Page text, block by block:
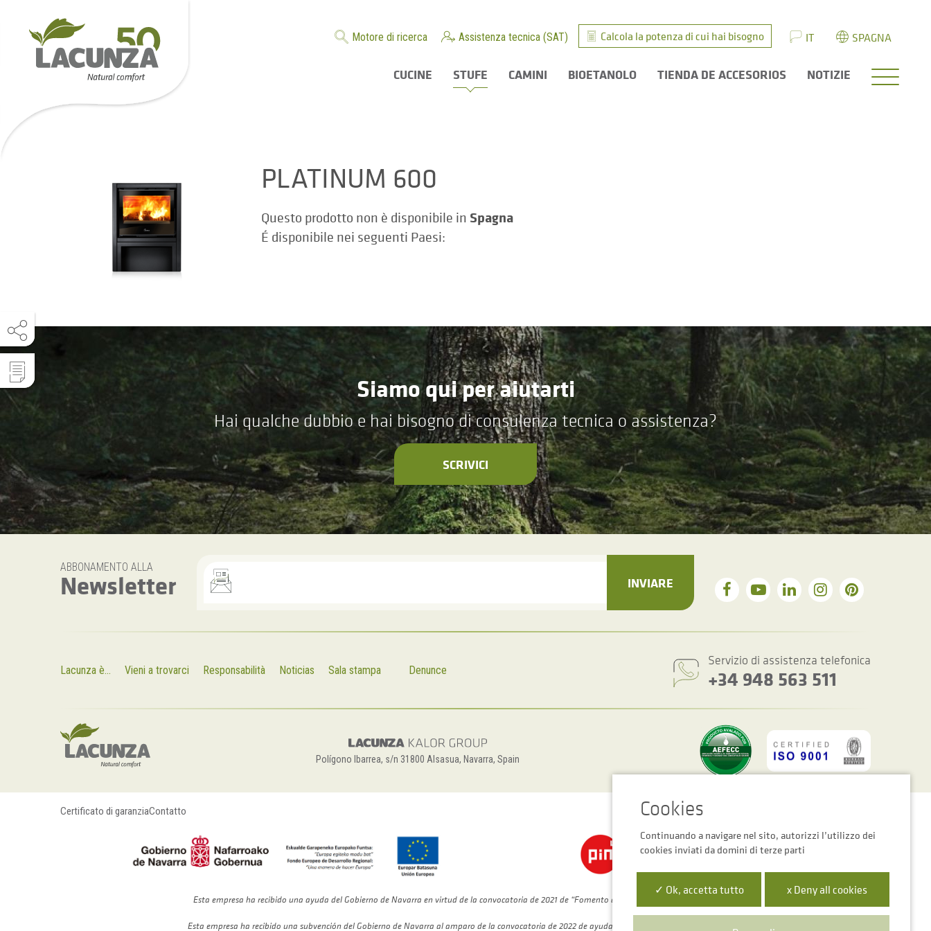
Motore di ricerca Assistenza tecnica (SAT) Calcola la potenza di cui hai bisogno IT SPAGNA
CUCINE STUFE CAMINI BIOETANOLO TIENDA DE ACCESORIOS NOTIZIE
PLATINUM 600
Questo prodotto non è disponibile in Spagna
É disponibile nei seguenti Paesi:
Siamo qui per aiutarti
Hai qualche dubbio e hai bisogno di consulenza tecnica o assistenza?
SCRIVICI
ABBONAMENTO ALLA
Newsletter INVIARE
Lacunza è... Vieni a trovarci Responsabilità Noticias Sala stampa Denunce
Servizio di assistenza telefonica
+34 948 563 511
Polígono Ibarrea, s/n 31800 Alsasua, Navarra, Spain
Certificato di garanziaContatto Impostazioni dei cookie
Esta empresa ha recibido una ayuda del Gobierno de Navarra en virtud de la convocatoria de 2021 de “Fomento de la Empresa Digital de Navarra”
Esta empresa ha recibido una subvención del Gobierno de Navarra al amparo de la convocatoria de 2022 de ayudas para mejora de la competitividad
Continuando a navigare nel sito, autorizzi l’utilizzo dei
cookies inviati da domini di terze parti
✓ Ok, accetta tutto x Deny all cookies